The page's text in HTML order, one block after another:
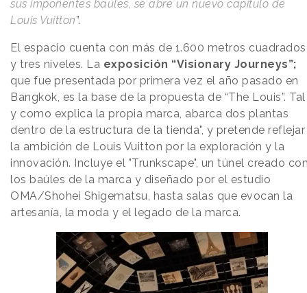
sus imponentes baúles, se abre un nuevo capítulo de
Louis Vuitton”.
El espacio cuenta con más de 1.600 metros cuadrados
y tres niveles. La exposición “Visionary Journeys”;
que fue presentada por primera vez el año pasado en
Bangkok, es la base de la propuesta de “The Louis”. Tal
y como explica la propia marca, abarca dos plantas
dentro de la estructura de la tienda", y pretende reflejar
la ambición de Louis Vuitton por la exploración y la
innovación. Incluye el "Trunkscape", un túnel creado
los baúles de la marca y diseñado por el estudio
OMA/Shohei Shigematsu, hasta salas que evocan la
artesanía, la moda y el legado de la marca.